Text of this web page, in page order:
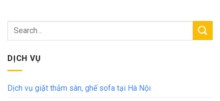
DỊCH VỤ
Dịch vụ giặt thảm sàn, ghế sofa tại Hà Nội